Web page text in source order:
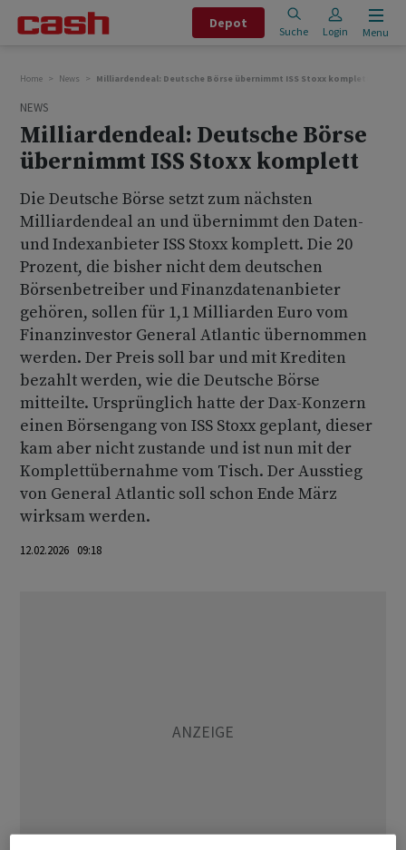
Depot
Suche Login Menu
Home News Milliardendeal: Deutsche Börse übernimmt ISS Stoxx komplett
NEWS
Milliardendeal: Deutsche Börse
übernimmt ISS Stoxx komplett
Die Deutsche Börse setzt zum nächsten
Milliardendeal an und übernimmt den Daten-
und Indexanbieter ISS Stoxx komplett. Die 20
Prozent, die bisher nicht dem deutschen
Börsenbetreiber und Finanzdatenanbieter
gehören, sollen für 1,1 Milliarden Euro vom
Finanzinvestor General Atlantic übernommen
werden. Der Preis soll bar und mit Krediten
bezahlt werden, wie die Deutsche Börse
mitteilte. Ursprünglich hatte der Dax-Konzern
einen Börsengang von ISS Stoxx geplant, dieser
kam aber nicht zustande und ist nun mit der
Komplettübernahme vom Tisch. Der Ausstieg
von General Atlantic soll schon Ende März
wirksam werden.
12.02.2026 09:18